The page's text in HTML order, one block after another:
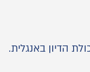
הדיון באנגלית.